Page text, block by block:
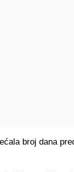
broj dana